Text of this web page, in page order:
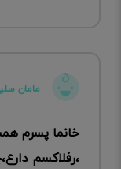
مامان
خانما پسرم
،رفلاکسم